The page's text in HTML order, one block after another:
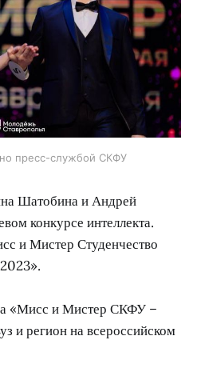
пресс-службой СКФУ
Шатобина и Андрей
конкурсе интеллекта.
и Мистер Студенчество
«Мисс и Мистер СКФУ –
и регион на всероссийском